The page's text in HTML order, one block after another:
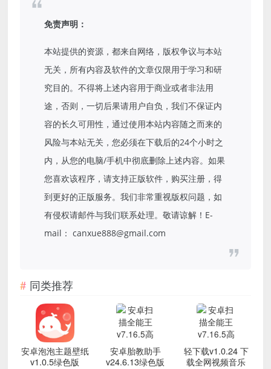
免责声明：
本站提供的资源，都来自网络，版权争议与本站
无关，所有内容及软件的文章仅限用于学习和研
究目的。不得将上述内容用于商业或者非法用
途，否则，一切后果请用户自负，我们不保证内
容的长久可用性，通过使用本站内容随之而来的
风险与本站无关，您必须在下载后的24个小时之
内，从您的电脑/手机中彻底删除上述内容。如果
您喜欢该程序，请支持正版软件，购买注册，得
到更好的正版服务。我们非常重视版权问题，如
有侵权请邮件与我们联系处理。敬请谅解！E-
mail： canxue888@gmail.com
同类推荐
安卓泡泡主题壁纸
v1.0.5绿色版
安卓胎教助手
v24.6.13绿色版
轻下载v1.0.24 下
载全网视频音乐